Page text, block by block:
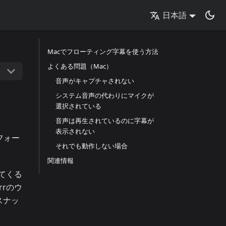
日本語
ォー
くる
のウ
ッ
Macでフローティング字幕を使う方法
よくある問題（Mac）
音声がキャプチャされない
システム音声の代わりにマイクが
選択されている
音声は再生されているのに字幕が
表示されない
それでも動作しない場合
関連情報